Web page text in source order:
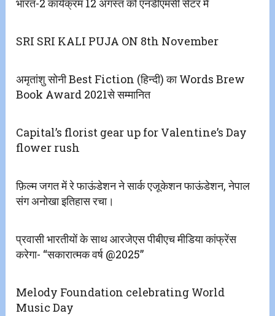
भारत-2 कार्यक्रम 12 अगस्त को एनडीएमसी सेंटर में
SRI SRI KALI PUJA ON 8th November
अमृतांशु सोनी Best Fiction (हिन्दी) का Words Brew
Book Award 2021से सम्मानित
Capital’s florist gear up for Valentine’s Day
flower rush
फ़िल्म जगत में रे फाऊंडेशन ने सार्क एजूकेशन फाऊंडेशन, नेपाल
संग अनोखा इतिहास रचा।
प्रवासी भारतीयों के साथ आरजेएस पीबीएच मीडिया कांफ्रेंस
करेगा- “सकारात्मक वर्ष @2025”
Melody Foundation celebrating World
Music Day